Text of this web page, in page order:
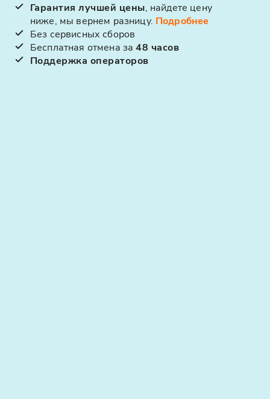
Гарантия лучшей цены , найдете цену
ниже, мы вернем разницу. Подробнее
Без сервисных сборов
Бесплатная отмена за48 часов
Поддержка операторов